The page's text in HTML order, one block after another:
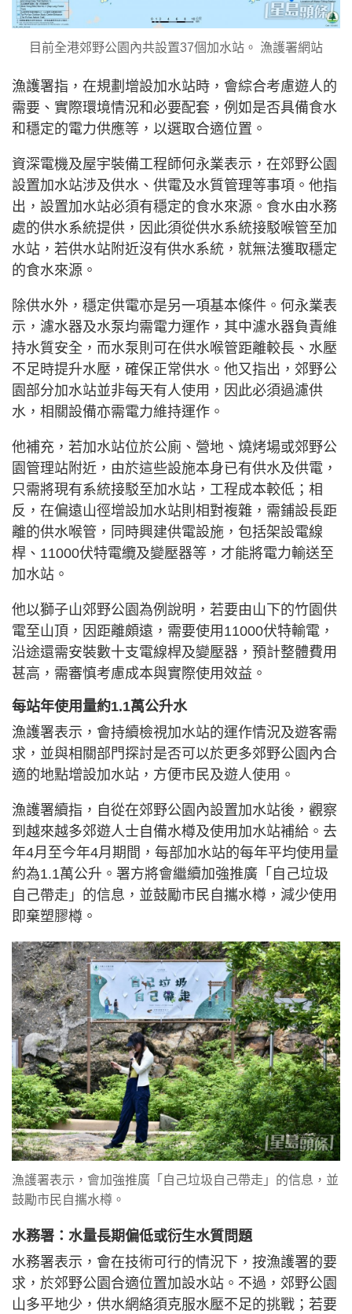
目前全港郊野公園內共設置37個加水站。 漁護署網站
漁護署指，在規劃增設加水站時，會綜合考慮遊人的
需要、實際環境情況和必要配套，例如是否具備食水
和穩定的電力供應等，以選取合適位置。
資深電機及屋宇裝備工程師何永業表示，在郊野公園
設置加水站涉及供水、供電及水質管理等事項。他指
出，設置加水站必須有穩定的食水來源。食水由水務
處的供水系統提供，因此須從供水系統接駁喉管至加
水站，若供水站附近沒有供水系統，就無法獲取穩定
的食水來源。
除供水外，穩定供電亦是另一項基本條件。何永業表
示，濾水器及水泵均需電力運作，其中濾水器負責維
持水質安全，而水泵則可在供水喉管距離較長、水壓
不足時提升水壓，確保正常供水。他又指出，郊野公
園部分加水站並非每天有人使用，因此必須過濾供
水，相關設備亦需電力維持運作。
他補充，若加水站位於公廁、營地、燒烤場或郊野公
園管理站附近，由於這些設施本身已有供水及供電，
只需將現有系統接駁至加水站，工程成本較低；相
反，在偏遠山徑增設加水站則相對複雜，需鋪設長距
離的供水喉管，同時興建供電設施，包括架設電線
桿、11000伏特電纜及變壓器等，才能將電力輸送至
加水站。
他以獅子山郊野公園為例說明，若要由山下的竹園供
電至山頂，因距離頗遠，需要使用11000伏特輸電，
沿途還需安裝數十支電線桿及變壓器，預計整體費用
甚高，需審慎考慮成本與實際使用效益。
每站年使用量約1.1萬公升水
漁護署表示，會持續檢視加水站的運作情況及遊客需
求，並與相關部門探討是否可以於更多郊野公園內合
適的地點增設加水站，方便市民及遊人使用。
漁護署續指，自從在郊野公園內設置加水站後，觀察
到越來越多郊遊人士自備水樽及使用加水站補給。去
年4月至今年4月期間，每部加水站的每年平均使用量
約為1.1萬公升。署方將會繼續加強推廣「自己垃圾
自己帶走」的信息，並鼓勵市民自攜水樽，減少使用
即棄塑膠樽。
漁護署表示，會加強推廣「自己垃圾自己帶走」的信息，並
鼓勵市民自攜水樽。
水務署：水量長期偏低或衍生水質問題
水務署表示，會在技術可行的情況下，按漁護署的要
求，於郊野公園合適位置加設水站。不過，郊野公園
山多平地少，供水網絡須克服水壓不足的挑戰；若要